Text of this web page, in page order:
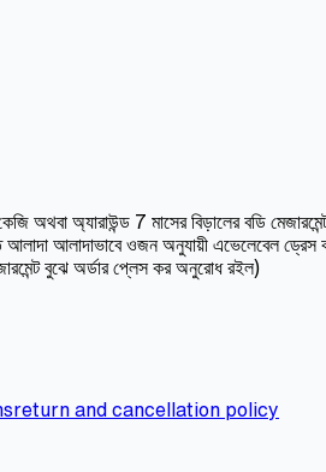
অ্যারাউন্ড 7 মাসের বিড়ালের বডি
আলাদা আলাদাভাবে ওজন অনুযায়ী এভেলেবেল
বুঝে অর্ডার প্লেস কর অনুরোধ রইল)
return and cancellation policy